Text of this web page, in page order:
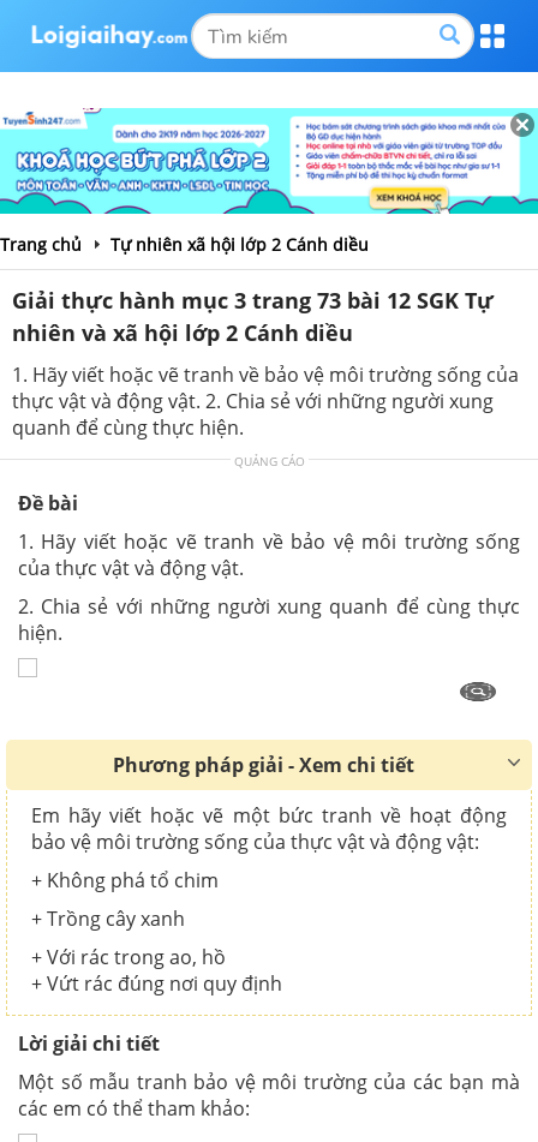
Trang chủ Tự nhiên xã hội lớp 2 Cánh diều
Giải thực hành mục 3 trang 73 bài 12 SGK Tự
nhiên và xã hội lớp 2 Cánh diều
1. Hãy viết hoặc vẽ tranh về bảo vệ môi trường sống của
thực vật và động vật. 2. Chia sẻ với những người xung
quanh để cùng thực hiện.
QUẢNG CÁO
Đề bài
1. Hãy viết hoặc vẽ tranh về bảo vệ môi trường sống
của thực vật và động vật.
2. Chia sẻ với những người xung quanh để cùng thực
hiện.
Phương pháp giải - Xem chi tiết
Em hãy viết hoặc vẽ một bức tranh về hoạt động
bảo vệ môi trường sống của thực vật và động vật:
+ Không phá tổ chim
+ Trồng cây xanh
+ Với rác trong ao, hồ
+ Vứt rác đúng nơi quy định
Lời giải chi tiết
Một số mẫu tranh bảo vệ môi trường của các bạn mà
các em có thể tham khảo: